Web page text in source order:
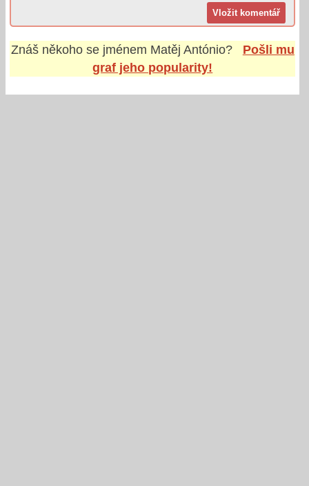
Znáš někoho se jménem Matěj António?
Pošli mu
graf jeho popularity!